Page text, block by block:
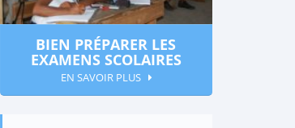
BIEN PRÉPARER LES
EXAMENS SCOLAIRES
EN SAVOIR PLUS